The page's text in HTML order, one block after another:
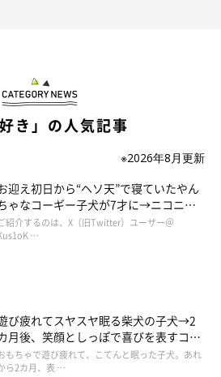
好き」の人気記事
※2026年8月更新
迎え初日から“ヘソ天”で寝ていたやん
ゃなコーギー子犬が7才に→ニコニ
“コーギースマイル”が魅力のコに成
！
紹介するのは、X（旧Twitter）ユーザー＠
…
び疲れてスヤスヤ眠る柴犬の子犬→2
月後、笑顔としっぽで喜びを表すコに
長！
もちゃで遊び疲れて、こてんと眠った子犬。あれ
ら2カ月、表 …